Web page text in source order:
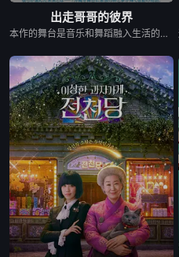
出走哥哥的彼界
本作的舞台是音乐和舞蹈融入生活的冲绳。与母亲朱音、妹妹舞一起生活的照屋踊，憧憬舞蹈学校的丽莎，开始了舞蹈生涯。朱音为了支撑家数在酒吧工作，不擅长与人打交道的舞总是在学校前专心地注视着哥哥的身影。不久，踊与丽莎组成一对，绽放了她的才能。